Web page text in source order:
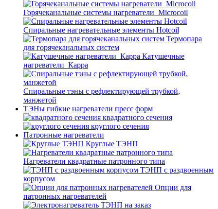
Горячеканальные системы нагреватели_Microcoil
Спиральные нагревательные элементы Hotcoil
Термопара
для горячеканальных систем
Катушечные
нагреватели_Карра
Спиральные тэны с рефлектирующей трубкой,
манжетой
ТЭНы гибкие нагреватели пресс форм
квадратного сечения
круглого сечения
Патронные нагреватели
Круглые ТЭНП
Нагреватели квадратные патронного типа
ТЭНП с раздвоенным
корпусом
Опции для
патронных нагревателей